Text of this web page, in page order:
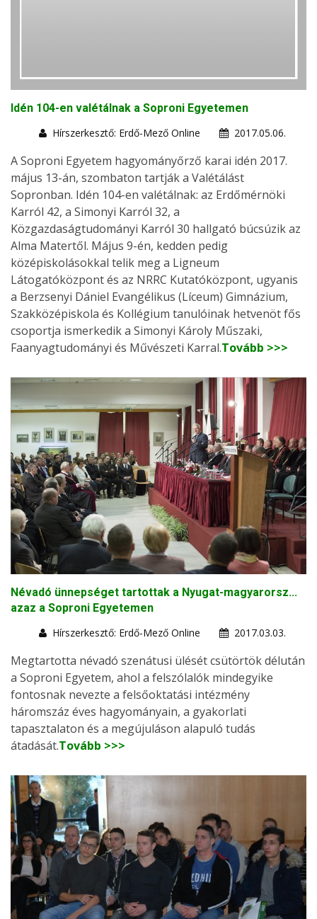
Idén 104-en valétálnak a Soproni Egyetemen
Hírszerkesztő: Erdő-Mező Online
2017.05.06.
A Soproni Egyetem hagyományőrző karai idén 2017.
május 13-án, szombaton tartják a Valétálást
Sopronban. Idén 104-en valétálnak: az Erdőmérnöki
Karról 42, a Simonyi Karról 32, a
Közgazdaságtudományi Karról 30 hallgató búcsúzik az
Alma Matertől. Május 9-én, kedden pedig
középiskolásokkal telik meg a Ligneum
Látogatóközpont és az NRRC Kutatóközpont, ugyanis
a Berzsenyi Dániel Evangélikus (Líceum) Gimnázium,
Szakközépiskola és Kollégium tanulóinak hetvenöt fős
csoportja ismerkedik a Simonyi Károly Műszaki,
Faanyagtudományi és Művészeti Karral.Tovább >>>
Névadó ünnepséget tartottak a Nyugat-magyarorsz...
azaz a Soproni Egyetemen
Hírszerkesztő: Erdő-Mező Online
2017.03.03.
Megtartotta névadó szenátusi ülését csütörtök délután
a Soproni Egyetem, ahol a felszólalók mindegyike
fontosnak nevezte a felsőoktatási intézmény
háromszáz éves hagyományain, a gyakorlati
tapasztalaton és a megújuláson alapuló tudás
átadását.Tovább >>>